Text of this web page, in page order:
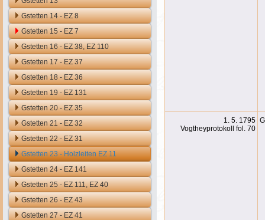
Gstetten 14 - EZ 8
Gstetten 15 - EZ 7
Gstetten 16 - EZ 38, EZ 110
Gstetten 17 - EZ 37
Gstetten 18 - EZ 36
Gstetten 19 - EZ 131
Gstetten 20 - EZ 35
Gstetten 21 - EZ 32
Gstetten 22 - EZ 31
Gstetten 23 - Holzleiten EZ 11
Gstetten 24 - EZ 141
Gstetten 25 - EZ 111, EZ 40
Gstetten 26 - EZ 43
Gstetten 27 - EZ 41
1. 5. 1795
Vogtheyprotokoll fol. 70